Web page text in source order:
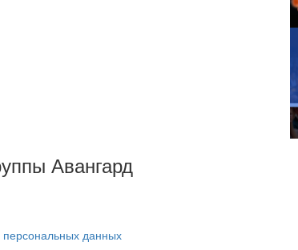
Авангард
персональных данных